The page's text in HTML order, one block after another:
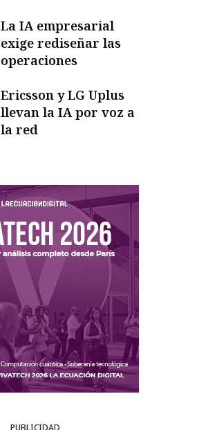
La IA empresarial
exige rediseñar las
operaciones
Ericsson y LG Uplus
llevan la IA por voz a
la red
PUBLICIDAD